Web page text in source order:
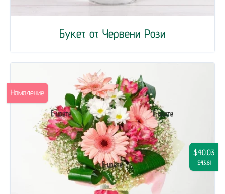
Букет от Червени Рози
$40.03
$43.61
Намаление